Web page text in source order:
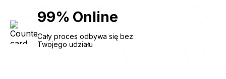
99% Online
Cały proces odbywa się bez
Twojego udziału